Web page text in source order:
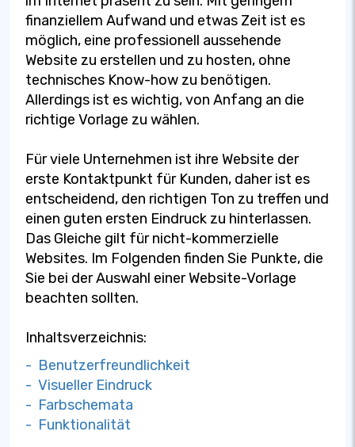
finanziellem Aufwand und etwas Zeit ist es
möglich, eine professionell aussehende
Website zu erstellen und zu hosten, ohne
technisches Know-how zu benötigen.
Allerdings ist es wichtig, von Anfang an die
richtige Vorlage zu wählen.
Für viele Unternehmen ist ihre Website der
erste Kontaktpunkt für Kunden, daher ist es
entscheidend, den richtigen Ton zu treffen und
einen guten ersten Eindruck zu hinterlassen.
Das Gleiche gilt für nicht-kommerzielle
Websites. Im Folgenden finden Sie Punkte, die
Sie bei der Auswahl einer Website-Vorlage
beachten sollten.
Inhaltsverzeichnis:
- Benutzerfreundlichkeit
- Visueller Eindruck
- Farbschemata
- Funktionalität